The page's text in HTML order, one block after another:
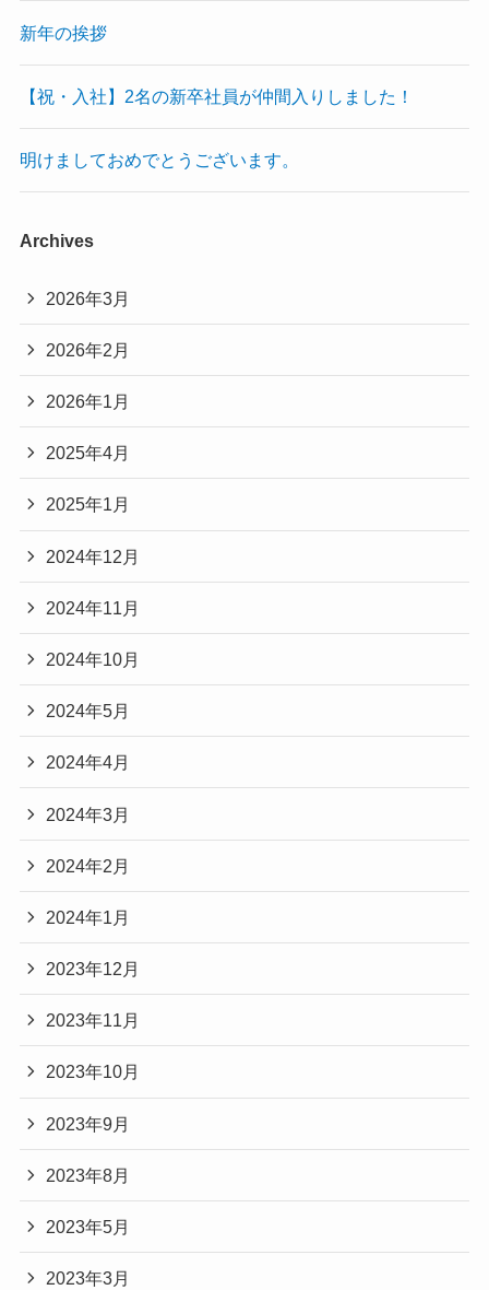
新年の挨拶
【祝・入社】2名の新卒社員が仲間入りしました！
明けましておめでとうございます。
Archives
2026年3月
2026年2月
2026年1月
2025年4月
2025年1月
2024年12月
2024年11月
2024年10月
2024年5月
2024年4月
2024年3月
2024年2月
2024年1月
2023年12月
2023年11月
2023年10月
2023年9月
2023年8月
2023年5月
2023年3月